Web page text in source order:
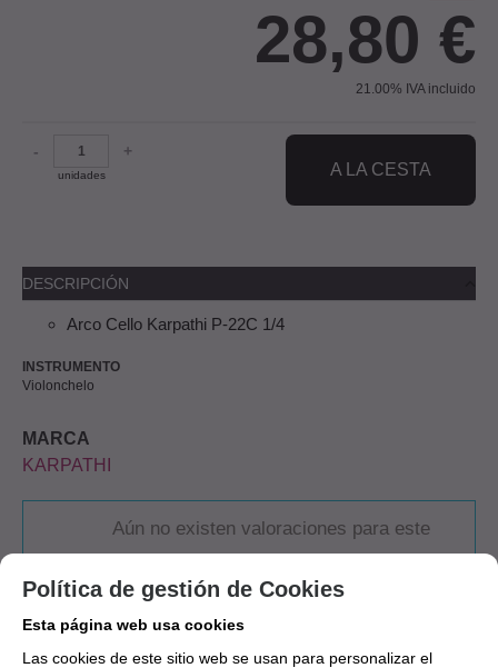
28,80 €
21.00% IVA incluido
-
unidades
+
A LA CESTA
DESCRIPCIÓN
Arco Cello Karpathi P-22C 1/4
INSTRUMENTO
Violonchelo
MARCA
KARPATHI
Aún no existen valoraciones para este
Política de gestión de Cookies
Esta página web usa cookies
Las cookies de este sitio web se usan para personalizar el